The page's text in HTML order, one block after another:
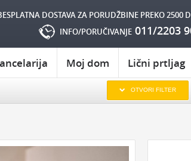
DOSTAVA ZA PORUDŽBINE PREKO 2500
INFO/PORUČIVANJE 011/2203
Moj dom Lični prtljag
KOJOM
POKLONI ZA
OTVORI FILTER